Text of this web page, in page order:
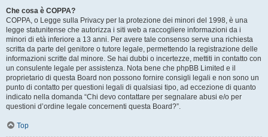
Che cosa è COPPA?
COPPA, o Legge sulla Privacy per la protezione dei minori del 1998, è una
legge statunitense che autorizza i siti web a raccogliere informazioni da i
minori di età inferiore a 13 anni. Per avere tale consenso serve una richiesta
scritta da parte del genitore o tutore legale, permettendo la registrazione delle
informazioni scritte dal minore. Se hai dubbi o incertezze, mettiti in contatto con
un consulente legale per assistenza. Nota bene che phpBB Limited e il
proprietario di questa Board non possono fornire consigli legali e non sono un
punto di contatto per questioni legali di qualsiasi tipo, ad eccezione di quanto
indicato nella domanda “Chi devo contattare per segnalare abusi e/o per
questioni d’ordine legale concernenti questa Board?”.
Top